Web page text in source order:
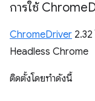
การใช้ Chrome
ChromeDriver
Headless Chrome
ติดตั้งโดยทำดังนี้